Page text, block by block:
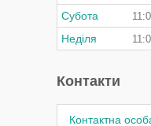
Субота
Неділя
Контакти